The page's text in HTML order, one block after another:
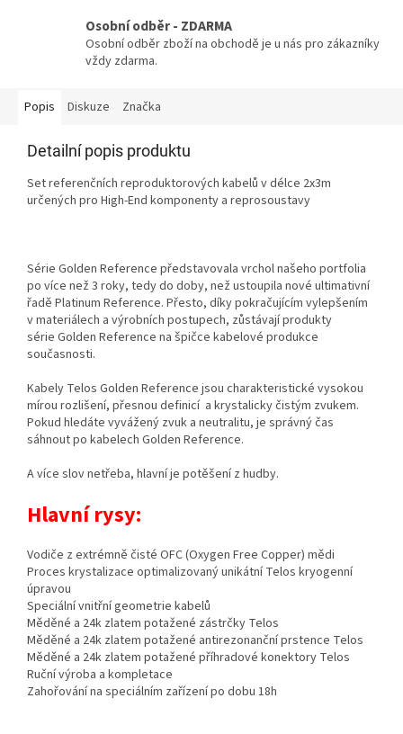
Osobní odběr - ZDARMA
Osobní odběr zboží na obchodě je u nás pro zákazníky
vždy zdarma.
Popis Diskuze Značka
Detailní popis produktu
Set referenčních reproduktorových kabelů v délce 2x3m
určených pro High-End komponenty a reprosoustavy
Série Golden Reference představovala vrchol našeho portfolia
po více než 3 roky, tedy do doby, než ustoupila nové ultimativní
řadě Platinum Reference. Přesto, díky pokračujícím vylepšením
v materiálech a výrobních postupech, zůstávají produkty
série Golden Reference na špičce kabelové produkce
současnosti.
Kabely Telos Golden Reference jsou charakteristické vysokou
mírou rozlišení, přesnou definicí a krystalicky čistým zvukem.
Pokud hledáte vyvážený zvuk a neutralitu, je správný čas
sáhnout po kabelech Golden Reference.
A více slov netřeba, hlavní je potěšení z hudby.
Hlavní rysy:
Vodiče z extrémně čisté OFC (Oxygen Free Copper) mědi
Proces krystalizace optimalizovaný unikátníTelos kryogenní
úpravou
Speciální vnitřní geometrie kabelů
Měděné a 24k zlatem potažené zástrčky Telos
Měděné a 24k zlatem potažené antirezonančníprstence Telos
Měděné a 24k zlatem potažené příhradové konektory Telos
Ruční výroba a kompletace
Zahořování na speciálním zařízení po dobu 18h